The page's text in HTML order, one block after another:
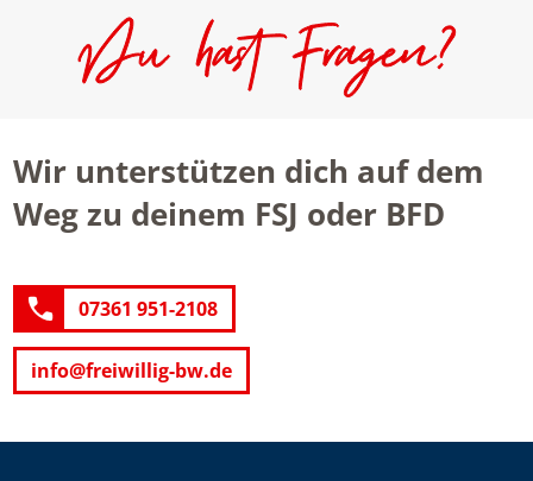
Wir unterstützen dich auf dem
Weg zu deinem FSJ oder BFD
07361 951-2108
info@freiwillig-bw.de